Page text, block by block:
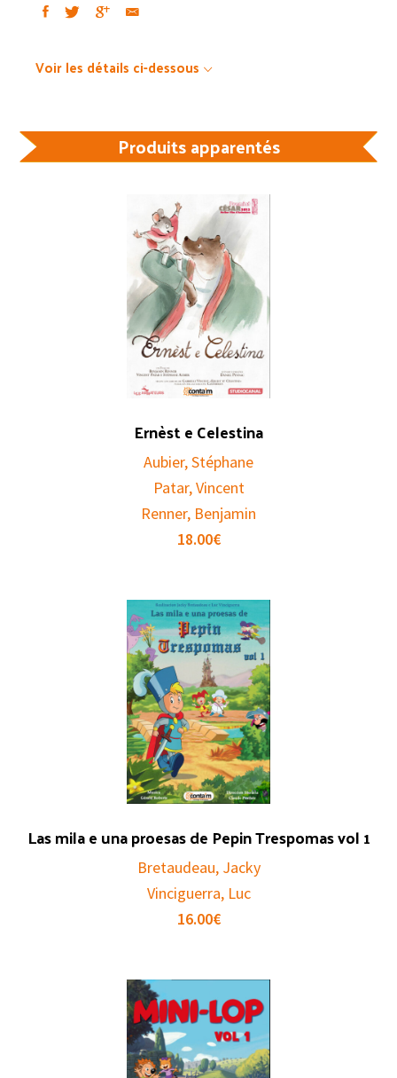
Voir les détails ci-dessous
Produits apparentés
Ernèst e Celestina
Aubier, Stéphane
Patar, Vincent
Renner, Benjamin
18.00€
Las mila e una proesas de Pepin Trespomas vol 1
Bretaudeau, Jacky
Vinciguerra, Luc
16.00€